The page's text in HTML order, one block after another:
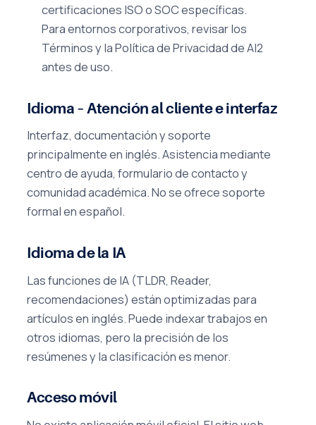
certificaciones ISO o SOC específicas.
Para entornos corporativos, revisar los
Términos y la Política de Privacidad de AI2
antes de uso.
Idioma – Atención al cliente e interfaz
Interfaz, documentación y soporte
principalmente en inglés. Asistencia mediante
centro de ayuda, formulario de contacto y
comunidad académica. No se ofrece soporte
formal en español.
Idioma de la IA
Las funciones de IA (TLDR, Reader,
recomendaciones) están optimizadas para
artículos en inglés. Puede indexar trabajos en
otros idiomas, pero la precisión de los
resúmenes y la clasificación es menor.
Acceso móvil